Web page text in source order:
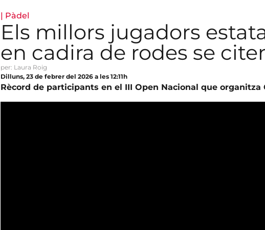
| Pàdel
Els millors jugadors
en cadira de rodes se
per: Laura Roig
Dilluns, 23 de febrer del 2026 a les 12:11h
Rècord de participants en el III Open Nacional que organitza